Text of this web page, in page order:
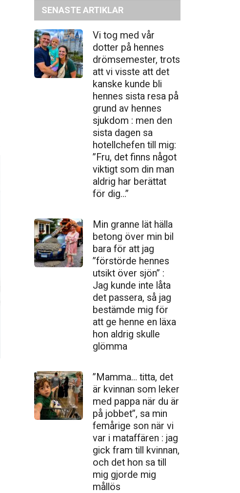
SENASTE ARTIKLAR
Vi tog med vår
dotter på hennes
drömsemester, trots
att vi visste att det
kanske kunde bli
hennes sista resa på
grund av hennes
sjukdom : men den
sista dagen sa
hotellchefen till mig:
”Fru, det finns något
viktigt som din man
aldrig har berättat
för dig…”
Min granne lät hälla
betong över min bil
bara för att jag
”förstörde hennes
utsikt över sjön” :
Jag kunde inte låta
det passera, så jag
bestämde mig för
att ge henne en läxa
hon aldrig skulle
glömma
”Mamma… titta, det
är kvinnan som leker
med pappa när du är
på jobbet”, sa min
femårige son när vi
var i mataffären : jag
gick fram till kvinnan,
och det hon sa till
mig gjorde mig
mållös